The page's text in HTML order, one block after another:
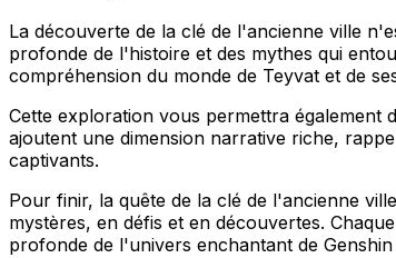
La découverte de la clé de l'ancienne ville
profonde de l'histoire et des mythes qui
compréhension du monde de Teyvat et de
Cette exploration vous permettra également
ajoutent une dimension narrative riche,
captivants.
Pour finir, la quête de la clé de l'ancienne
mystères, en défis et en découvertes.
profonde de l'univers enchantant de